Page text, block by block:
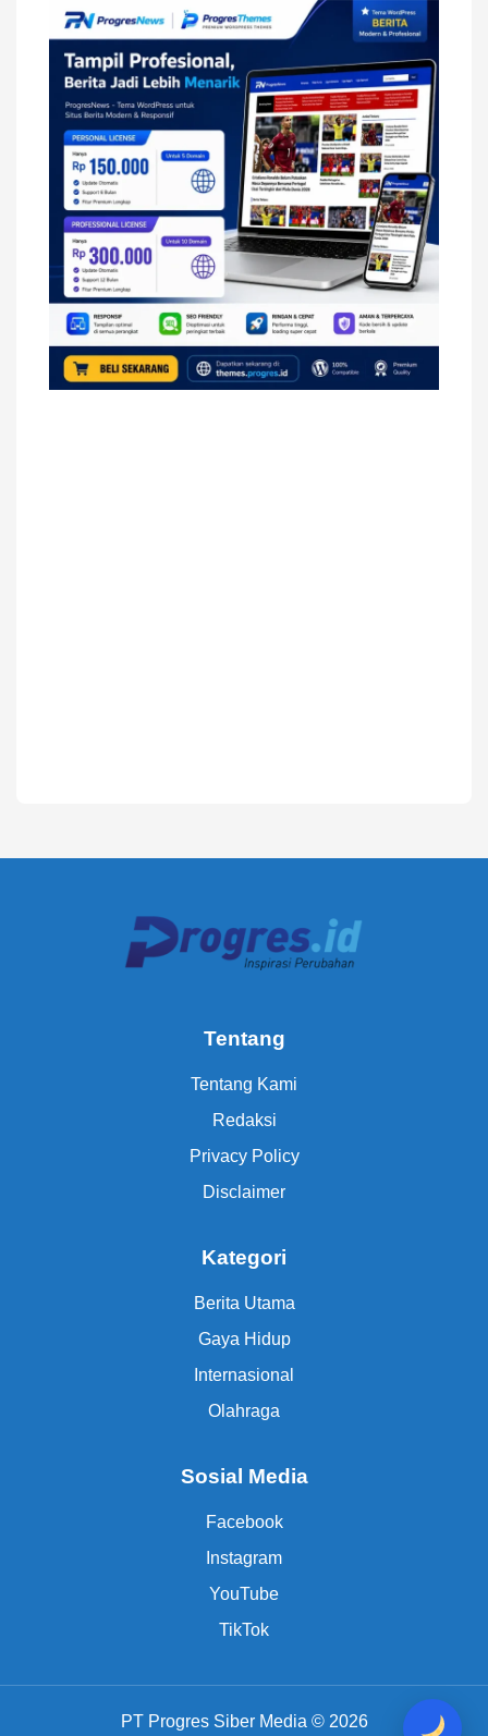
Tentang
Tentang Kami
Redaksi
Privacy Policy
Disclaimer
Kategori
Berita Utama
Gaya Hidup
Internasional
Olahraga
Sosial Media
Facebook
Instagram
YouTube
TikTok
PT Progres Siber Media © 2026